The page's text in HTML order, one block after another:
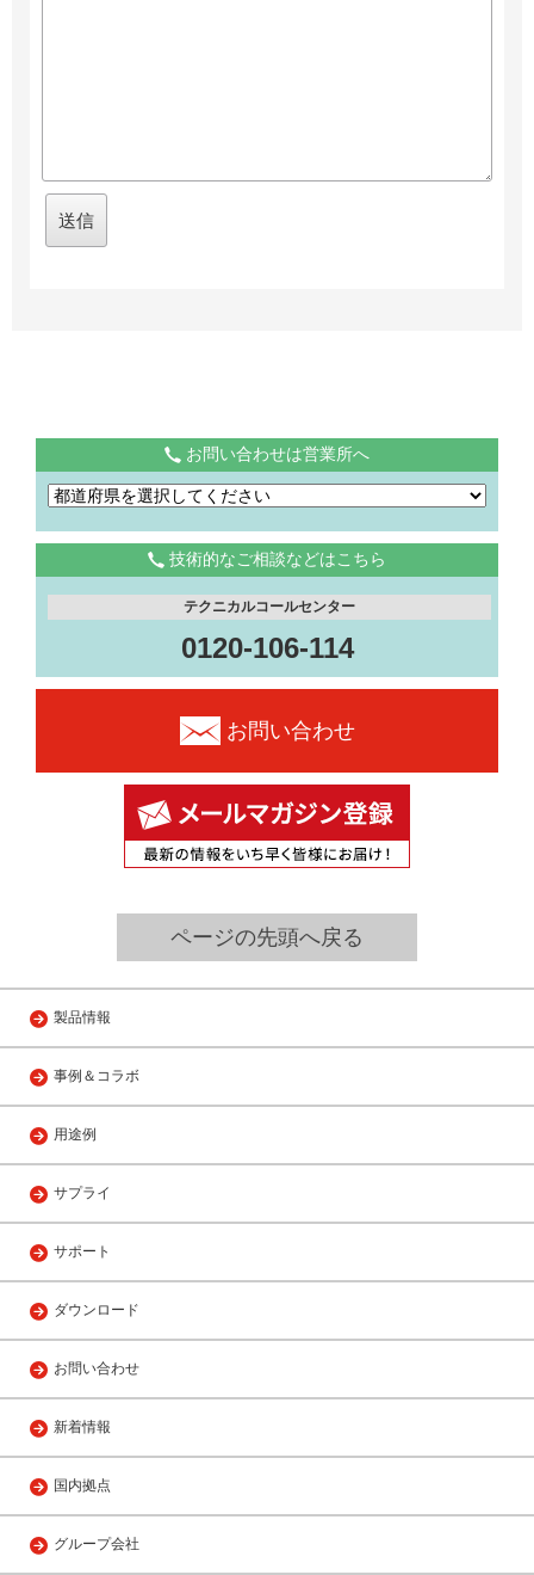
お問い合わせは営業所へ
技術的なご相談などはこちら
テクニカルコールセンター
0120-106-114
お問い合わせ
ページの先頭へ戻る
製品情報
事例＆コラボ
用途例
サプライ
サポート
ダウンロード
お問い合わせ
新着情報
国内拠点
グループ会社